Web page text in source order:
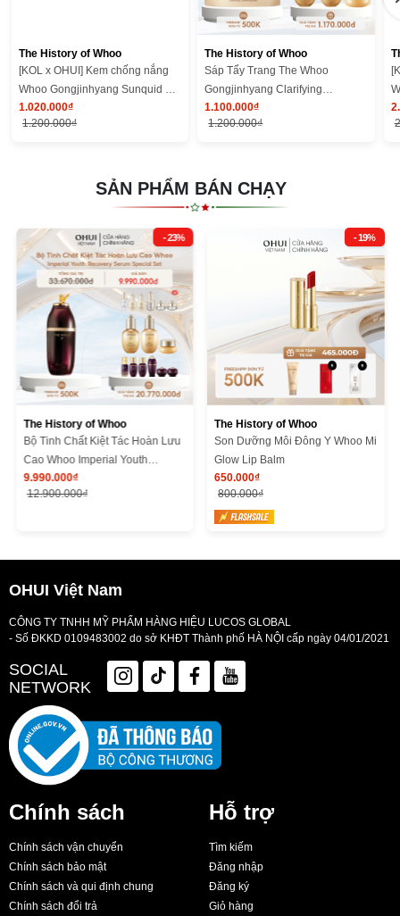
The History of Whoo
[KOL x OHUI] Kem chống nắng
Whoo Gongjinhyang Sunquid Uv
Protective Lotion
1.020.000₫
1.200.000₫
The History of Whoo
Sáp Tẩy Trang The Whoo
Gongjinhyang Clarifying
Cleansing Balm
1.100.000₫
1.200.000₫
SẢN PHẨM BÁN CHẠY
- 23%
The History of Whoo
Bộ Tinh Chất Kiệt Tác Hoàn Lưu
Cao Whoo Imperial Youth
Recovery Serum Special Set
9.990.000₫
12.900.000₫
- 19%
The History of Whoo
Son Dưỡng Môi Đông Y Whoo Mi
Glow Lip Balm
650.000₫
800.000₫
OHUI Việt Nam
CÔNG TY TNHH MỸ PHẨM HÀNG HIỆU LUCOS GLOBAL
- Số ĐKKD 0109483002 do sở KHĐT Thành phố HÀ NỘI cấp ngày 04/01/2021
SOCIAL
NETWORK
Chính sách
Chính sách vận chuyển
Chính sách bảo mật
Chính sách và qui định chung
Chính sách đổi trả
Hỗ trợ
Tìm kiếm
Đăng nhập
Đăng ký
Giỏ hàng